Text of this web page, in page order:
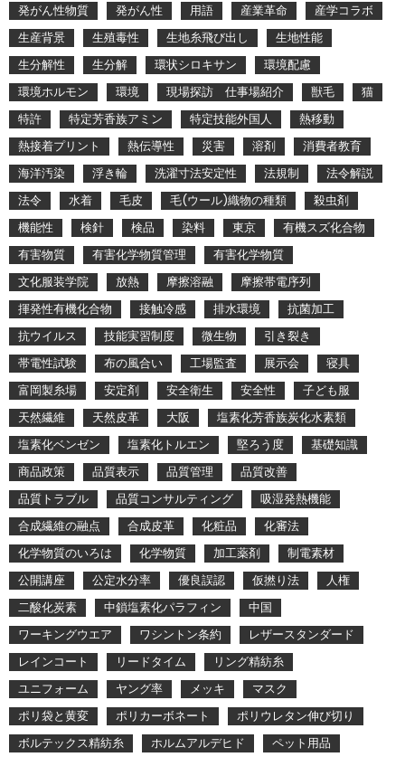
発がん性物質
発がん性 用語 産業革命
産学コラボ
生産背景
生殖毒性 生地糸飛び出し
生地性能
生分解性
生分解 環状シロキサン
環境配慮
環境ホルモン
環境 現場探訪 仕事場紹介 獣毛
猫
特許
特定芳香族アミン 特定技能外国人
熱移動
熱接着プリント
熱伝導性 災害 溶剤
消費者教育
海洋汚染
浮き輪 洗濯寸法安定性 法規制
法令解説
法令
水着 毛皮 毛(ウール)織物の種類
殺虫剤
機能性
検針 検品 染料 東京
有機スズ化合物
有害物質
有害化学物質管理
有害化学物質
文化服装学院
放熱 摩擦溶融
摩擦帯電序列
揮発性有機化合物
接触冷感 排水環境
抗菌加工
抗ウイルス
技能実習制度 微生物
引き裂き
帯電性試験
布の風合い 工場監査 展示会
寝具
富岡製糸場
安定剤 安全衛生 安全性
子ども服
天然繊維
天然皮革 大阪
塩素化芳香族炭化水素類
塩素化ベンゼン
塩素化トルエン 堅ろう度
基礎知識
商品政策
品質表示 品質管理
品質改善
品質トラブル
品質コンサルティング
吸湿発熱機能
合成繊維の融点
合成皮革 化粧品
化審法
化学物質のいろは
化学物質 加工薬剤
制電素材
公開講座
公定水分率 優良誤認 仮撚り法
人権
二酸化炭素
中鎖塩素化パラフィン
中国
ワーキングウエア
ワシントン条約
レザースタンダード
レインコート
リードタイム
リング精紡糸
ユニフォーム
ヤング率 メッキ
マスク
ポリ袋と黄変
ポリカーボネート
ポリウレタン伸び切り
ボルテックス精紡糸
ホルムアルデヒド
ペット用品